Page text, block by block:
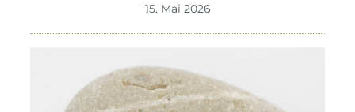
15. Mai 2026